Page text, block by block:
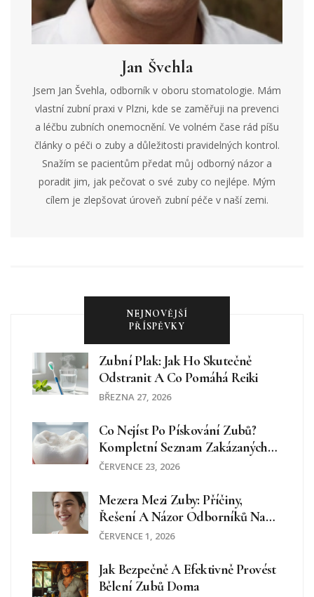
Jan Švehla
Jsem Jan Švehla, odborník v oboru stomatologie. Mám
vlastní zubní praxi v Plzni, kde se zaměřuji na prevenci
a léčbu zubních onemocnění. Ve volném čase rád píšu
články o péči o zuby a důležitosti pravidelných kontrol.
Snažím se pacientům předat můj odborný názor a
poradit jim, jak pečovat o své zuby co nejlépe. Mým
cílem je zlepšovat úroveň zubní péče v naší zemi.
NEJNOVĚJŠÍ
PŘÍSPĚVKY
Zubní Plak: Jak Ho Skutečně
Odstranit A Co Pomáhá Reiki
BŘEZNA 27, 2026
Co Nejíst Po Pískování Zubů?
Kompletní Seznam Zakázaných
Potravin A Tipy Na Regeneraci
ČERVENCE 23, 2026
Mezera Mezi Zuby: Příčiny,
Řešení A Názor Odborníků Na
Diastému
ČERVENCE 1, 2026
Jak Bezpečně A Efektivně Provést
Bělení Zubů Doma